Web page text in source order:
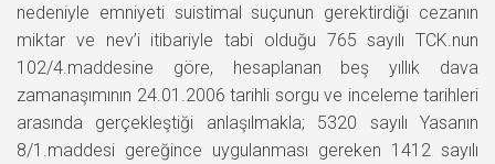
nedeniyle emniyeti suistimal suçunun gerektirdiği cezanın
miktar ve nev’i itibariyle tabi olduğu 765 sayılı TCK.nun
102/4.maddesine göre, hesaplanan beş yıllık dava
zamanaşımının 24.01.2006 tarihli sorgu ve inceleme tarihleri
arasında gerçekleştiği anlaşılmakla; 5320 sayılı Yasanın
8/1.maddesi gereğince uygulanması gereken 1412 sayılı